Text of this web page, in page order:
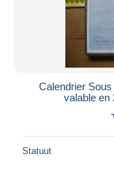
Calendrier
valable en
Statuut